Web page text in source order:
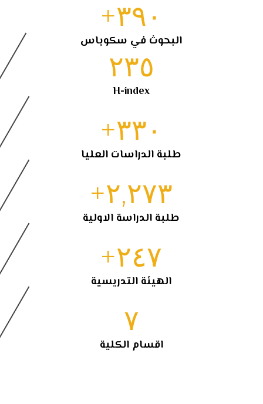
٣٩٠+
البحوث في سكوباس
٢٣٥
H-index
٣٣٠+
طلبة الدراسات العليا
٢,٢٧٣+
طلبة الدراسة الاولية
٢٤٧+
الهيئة التدريسية
٧
اقسام الكلية